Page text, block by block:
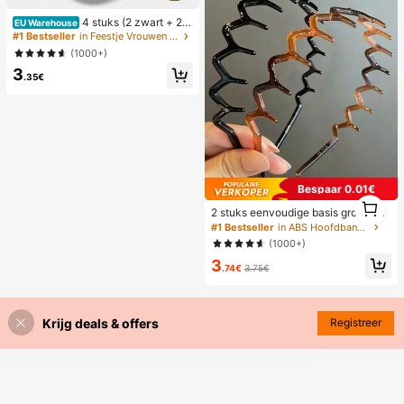
EU Warehouse 4 stuks (2 zwart + 2 h
uidskleur) zelfklevende onzichtbar
e siliconen bh-pads, strapless en ru
gloos, verzamelende borstcups voo
r bruiloften, off-shoulder en bruidsm
eisjesfeesten
#1 Bestseller
in Feestje Vrouwen Sticky BH
(1000+)
3.35€
odigdheden
Bespaar 0.01€
2 stuks eenvoudige basis grote golf
haarbanden voor dames, make-up
haarbanden, plastic haarbanden, v
oor dagelijks gebruik
#1 Bestseller
in ABS Hoofdbanden
(1000+)
3.74€ 3.75€
1
1
Krijg deals & offers Registreer